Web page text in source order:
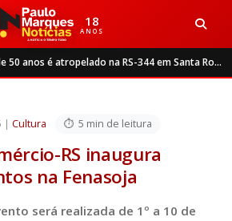
18
ANOS
50 anos é atropelado na RS-344 em Santa Rosa
RS inaugura Carreta TriJuntos na
| Cultura 5 min de leitura
RS inaugura
na Fenasoja
será realizada de 1º a 10 de